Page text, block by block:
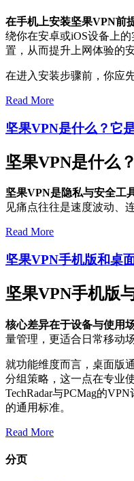
在手机上安装坚果VPN前
绕你在安卓或iOS设备上
置，从而提升上网体验的
在进入安装步骤前，你应
Read More
坚果VPN是什么？它
坚果VPN是什么
坚果VPN是隐私与安全工
见痛点往往是速度波动、
Read More
坚果VPN手机版和桌
坚果VPN手机版
核心差异在于设备与使用
量管理，更适合日常移动
就功能维度而言，桌面版
分组策略，这一点在专业
TechRadar与PCMag的
的通用标准。
Read More
分页